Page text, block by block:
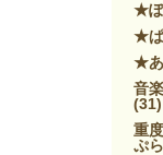
★ぽ
★ぱ
★あ
音
(31)
重
ぷ